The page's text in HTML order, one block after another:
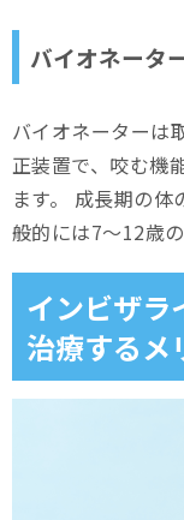
バイオネータ
バイオネーターは
正装置で、咬む機
ます。 成長期の
般的には7〜12歳
インビザラ
治療するメ